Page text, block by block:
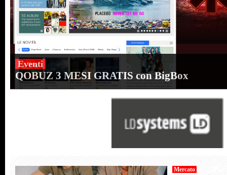
Eventi
QOBUZ 3 MESI GRATIS con BigBox
Mercato